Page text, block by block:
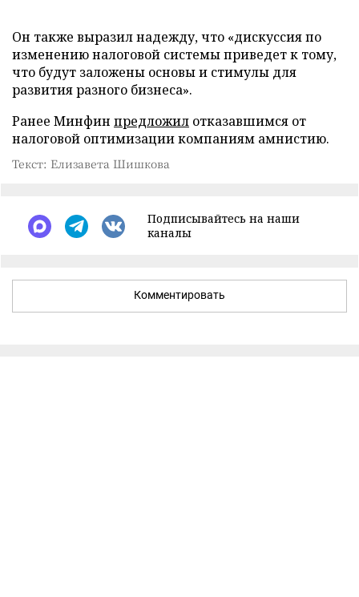
Он также выразил надежду, что «дискуссия по
изменению налоговой системы приведет к тому,
что будут заложены основы и стимулы для
развития разного бизнеса».
Ранее Минфин предложил отказавшимся от
налоговой оптимизации компаниям амнистию.
Текст: Елизавета Шишкова
Подписывайтесь на наши
каналы
Комментировать